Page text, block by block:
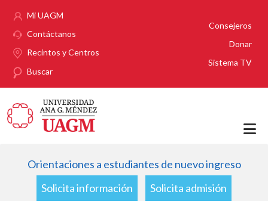
Mi UAGM
Contáctanos
Recintos y Centros
Buscar
Consejeros
Donar
Sistema TV
Orientaciones a estudiantes de nuevo ingreso
Solicita información
Solicita admisión